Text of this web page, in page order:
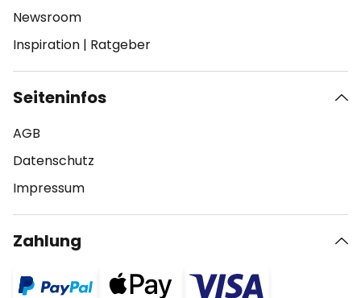
Newsroom
Inspiration | Ratgeber
Seiteninfos
AGB
Datenschutz
Impressum
Zahlung